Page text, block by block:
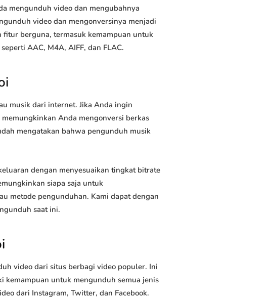
mengunduh video dan mengubahnya
video dan mengonversinya menjadi
berguna, termasuk kemampuan untuk
AAC, M4A, AIFF, dan FLAC.
musik dari internet. Jika Anda ingin
Anda mengonversi berkas
mengatakan bahwa pengunduh musik
dengan menyesuaikan tingkat bitrate
siapa saja untuk
metode pengunduhan. Kami dapat dengan
saat ini.
video dari situs berbagi video populer. Ini
untuk mengunduh semua jenis
dari Instagram, Twitter, dan Facebook.